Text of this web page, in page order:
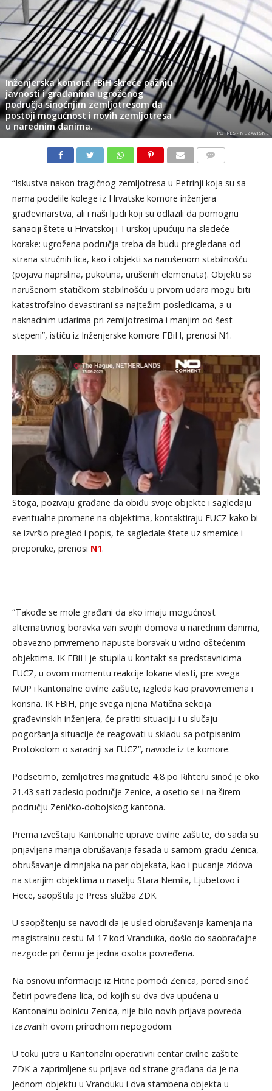
Inženjerska komora FBiH skreće pažnju
javnosti i građanima ugroženog
područja sinoćnjim zemljotresom da
postoji mogućnost i novih zemljotresa
u narednim danima.
POTRES - NEZAVISNE
“Iskustva nakon tragičnog zemljotresa u Petrinji koja su sa
nama podelile kolege iz Hrvatske komore inženjera
građevinarstva, ali i naši ljudi koji su odlazili da pomognu
sanaciji štete u Hrvatskoj i Turskoj upućuju na sledeće
korake: ugrožena područja treba da budu pregledana od
strana stručnih lica, kao i objekti sa narušenom stabilnošću
(pojava naprslina, pukotina, urušenih elemenata). Objekti sa
narušenom statičkom stabilnošću u prvom udara mogu biti
katastrofalno devastirani sa najtežim posledicama, a u
naknadnim udarima pri zemljotresima i manjim od šest
stepeni”, ističu iz Inženjerske komore FBiH, prenosi N1.
Stoga, pozivaju građane da obiđu svoje objekte i sagledaju
eventualne promene na objektima, kontaktiraju FUCZ kako bi
se izvršio pregled i popis, te sagledale štete uz smernice i
preporuke, prenosi N1.
“Takođe se mole građani da ako imaju mogućnost
alternativnog boravka van svojih domova u narednim danima,
obavezno privremeno napuste boravak u vidno oštećenim
objektima. IK FBiH je stupila u kontakt sa predstavnicima
FUCZ, u ovom momentu reakcije lokane vlasti, pre svega
MUP i kantonalne civilne zaštite, izgleda kao pravovremena i
korisna. IK FBiH, prije svega njena Matična sekcija
građevinskih inženjera, će pratiti situaciju i u slučaju
pogoršanja situacije će reagovati u skladu sa potpisanim
Protokolom o saradnji sa FUCZ”, navode iz te komore.
Podsetimo, zemljotres magnitude 4,8 po Rihteru sinoć je oko
21.43 sati zadesio područje Zenice, a osetio se i na širem
području Zeničko-dobojskog kantona.
Prema izveštaju Kantonalne uprave civilne zaštite, do sada su
prijavljena manja obrušavanja fasada u samom gradu Zenica,
obrušavanje dimnjaka na par objekata, kao i pucanje zidova
na starijim objektima u naselju Stara Nemila, Ljubetovo i
Hece, saopštila je Press služba ZDK.
U saopštenju se navodi da je usled obrušavanja kamenja na
magistralnu cestu M-17 kod Vranduka, došlo do saobraćajne
nezgode pri čemu je jedna osoba povređena.
Na osnovu informacije iz Hitne pomoći Zenica, pored sinoć
četiri povređena lica, od kojih su dva dva upućena u
Kantonalnu bolnicu Zenica, nije bilo novih prijava povreda
izazvanih ovom prirodnom nepogodom.
U toku jutra u Kantonalni operativni centar civilne zaštite
ZDK-a zaprimljene su prijave od strane građana da je na
jednom objektu u Vranduku i dva stambena objekta u